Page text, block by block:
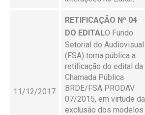
11/12/2017
RETIFICAÇÃO Nº 04
DO EDITALO Fundo
Setorial do Audiovisual
(FSA) torna pública a
retificação do edital da
Chamada Pública
BRDE/FSA PRODAV
07/2015, em virtude da
exclusão dos modelos